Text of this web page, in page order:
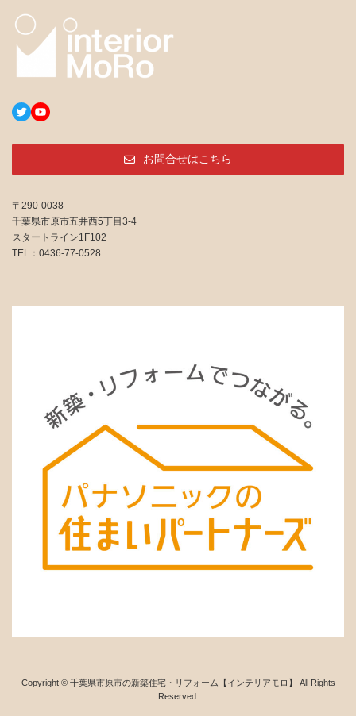
TwitterYouTube
お問合せはこちら
〒290-0038
千葉県市原市五井西5丁目3-4
スタートライン1F102
TEL：0436-77-0528
Copyright © 千葉県市原市の新築住宅・リフォーム【インテリアモロ】 All Rights
Reserved.